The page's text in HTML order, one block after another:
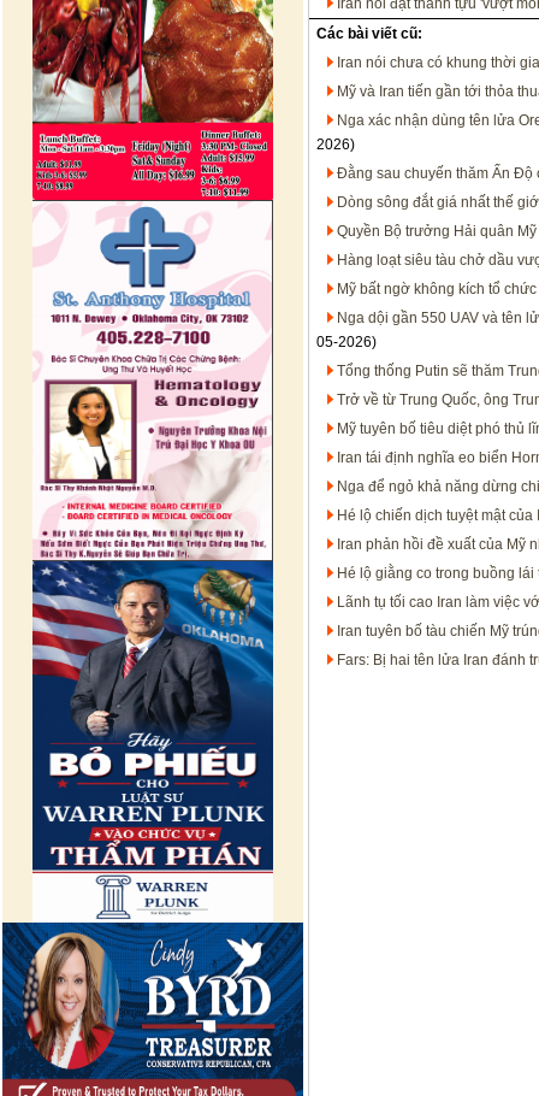
Iran nói đạt thành tựu 'vượt
Các bài viết cũ:
Iran nói chưa có khung thời
Mỹ và Iran tiến gần tới thỏa
Nga xác nhận dùng tên lửa
2026)
Đằng sau chuyến thăm Ấn Độ
Dòng sông đắt giá nhất thế
Quyền Bộ trưởng Hải quân
Hàng loạt siêu tàu chở dầu
Mỹ bất ngờ không kích tổ
Nga dội gần 550 UAV và tên
05-2026)
Tổng thống Putin sẽ thăm
Trở về từ Trung Quốc, ông
Mỹ tuyên bố tiêu diệt phó thủ
Iran tái định nghĩa eo biển
Nga để ngỏ khả năng dừng
Hé lộ chiến dịch tuyệt mật
Iran phản hồi đề xuất của Mỹ
Hé lộ giằng co trong buồng
Lãnh tụ tối cao Iran làm việc
Iran tuyên bố tàu chiến Mỹ
Fars: Bị hai tên lửa Iran đánh